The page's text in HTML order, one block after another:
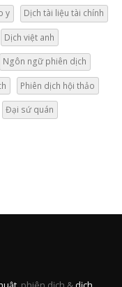
y Dịch tài liệu tài chính
Dịch việt anh
Ngôn ngữ phiên dịch
Phiên dịch hội thảo
Đại sứ quán